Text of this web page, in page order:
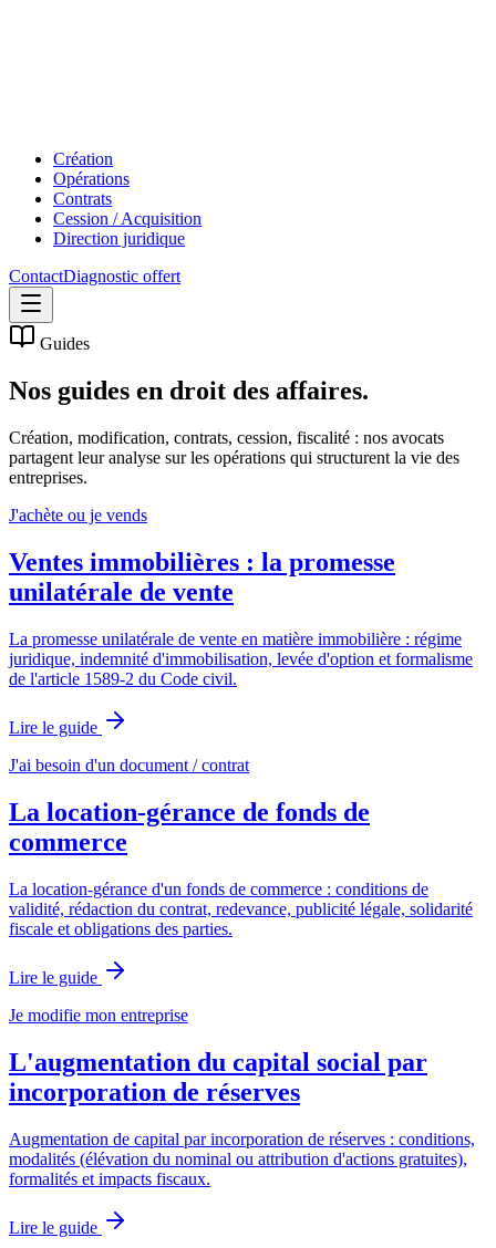
Création
Opérations
Contrats
Cession / Acquisition
Direction juridique
ContactDiagnostic offert
Guides
Nos guides en droit des affaires.
Création, modification, contrats, cession, fiscalité : nos avocats
partagent leur analyse sur les opérations qui structurent la vie des
entreprises.
J'achète ou je vends
Ventes immobilières : la promesse
unilatérale de vente
La promesse unilatérale de vente en matière immobilière : régime
juridique, indemnité d'immobilisation, levée d'option et formalisme
de l'article 1589-2 du Code civil.
Lire le guide
J'ai besoin d'un document / contrat
La location-gérance de fonds de
commerce
La location-gérance d'un fonds de commerce : conditions de
validité, rédaction du contrat, redevance, publicité légale, solidarité
fiscale et obligations des parties.
Lire le guide
Je modifie mon entreprise
L'augmentation du capital social par
incorporation de réserves
Augmentation de capital par incorporation de réserves : conditions,
modalités (élévation du nominal ou attribution d'actions gratuites),
formalités et impacts fiscaux.
Lire le guide